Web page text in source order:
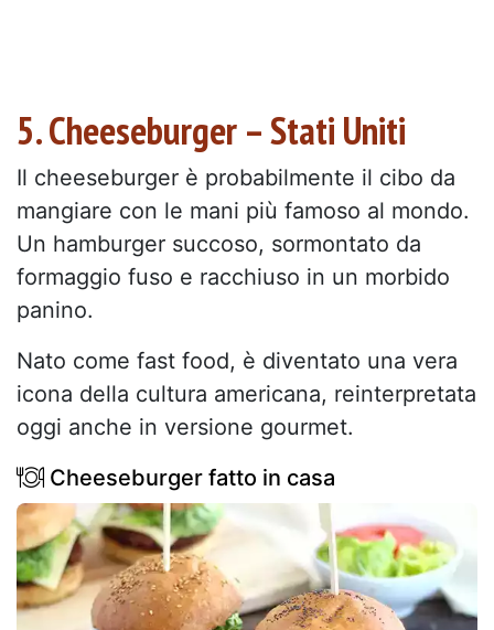
5. Cheeseburger – Stati Uniti
Il cheeseburger è probabilmente il cibo da
mangiare con le mani più famoso al mondo.
Un hamburger succoso, sormontato da
formaggio fuso e racchiuso in un morbido
panino.
Nato come fast food, è diventato una vera
icona della cultura americana, reinterpretata
oggi anche in versione gourmet.
Cheeseburger fatto in casa